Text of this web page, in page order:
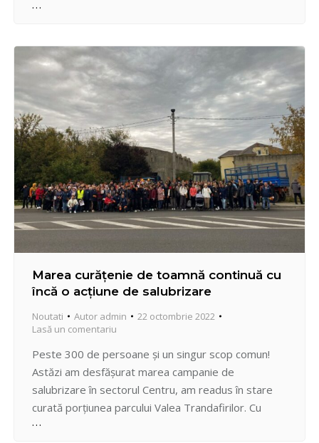
afectate de poluare prin depozitarea deșeurilor pe
Pașcani, Negrișteni inclusiv albiile afluenților râului
Bîc.
Marea curățenie de toamnă continuă cu
încă o acțiune de salubrizare
Noutati Autor admin
22 octombrie 2022
Lasă un comentariu
Peste 300 de persoane și un singur scop comun!
Astăzi am desfășurat marea campanie de
salubrizare în sectorul Centru, am readus în stare
curată porțiunea parcului Valea Trandafirilor. Cu
ajutorul a două tractoare, au fost evacuate 3 rute